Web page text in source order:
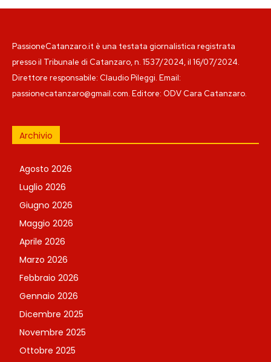
PassioneCatanzaro.it è una testata giornalistica registrata
presso il Tribunale di Catanzaro, n. 1537/2024, il 16/07/2024.
Direttore responsabile: Claudio Pileggi. Email:
passionecatanzaro@gmail.com. Editore: ODV Cara Catanzaro.
Archivio
Agosto 2026
Luglio 2026
Giugno 2026
Maggio 2026
Aprile 2026
Marzo 2026
Febbraio 2026
Gennaio 2026
Dicembre 2025
Novembre 2025
Ottobre 2025